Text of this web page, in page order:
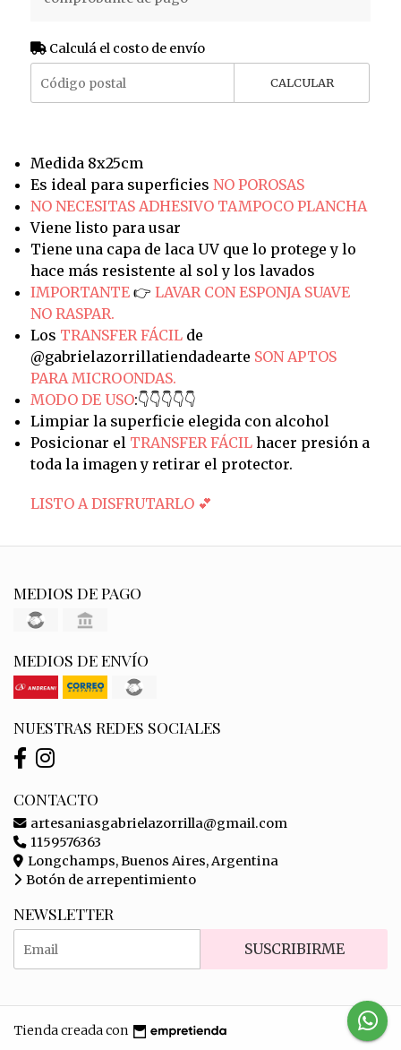
Calculá el costo de envío
CALCULAR
Medida 8x25cm
Es ideal para superficies NO POROSAS
NO NECESITAS ADHESIVO TAMPOCO PLANCHA
Viene listo para usar
Tiene una capa de laca UV que lo protege y lo
hace más resistente al sol y los lavados
IMPORTANTE 👉 LAVAR CON ESPONJA SUAVE
NO RASPAR.
Los TRANSFER FÁCILde
@gabrielazorrillatiendadearte SON APTOS
PARA MICROONDAS.
MODO DE USO:👇👇👇👇👇
Limpiar la superficie elegida con alcohol
Posicionar el TRANSFER FÁCILhacer presión a
toda la imagen y retirar el protector.
LISTO A DISFRUTARLO 💕
MEDIOS DE PAGO
MEDIOS DE ENVÍO
NUESTRAS REDES SOCIALES
CONTACTO
artesaniasgabrielazorrilla@gmail.com
1159576363
Longchamps, Buenos Aires, Argentina
Botón de arrepentimiento
NEWSLETTER
SUSCRIBIRME
Tienda creada con